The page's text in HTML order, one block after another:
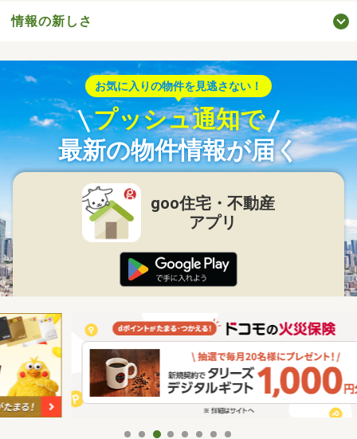
情報の新しさ
お気に入りの物件を見逃さない！
プッシュ通知で
最新の物件情報が届く
goo住宅・不動産
アプリ